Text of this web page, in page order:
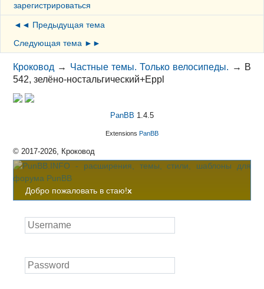
зарегистрироваться
◄◄ Предыдущая тема
Следующая тема ►►
Кроковод → Частные темы. Только велосипеды. → В
542, зелёно-ностальгический+Eppl
PanBB 1.4.5
Extensions PanBB
© 2017-2026, Кроковод
Добро пожаловать в стаю!x